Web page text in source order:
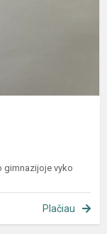
gimnazijoje vyko
Plačiau